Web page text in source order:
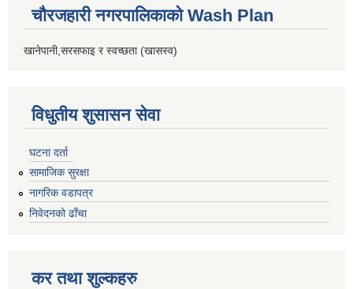
चौरजहारी नगरपालिकाको Wash Plan
खानेपानी,सरसफाइ र स्वच्छता (खासस्व)
विधुतीय शुसासन सेवा
घटना दर्ता
सामाजिक सुरक्षा
नागरिक वडापत्र
निवेदनको ढाँचा
कर तथा शुल्कहरु